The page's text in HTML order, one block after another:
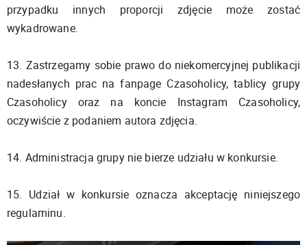
przypadku innych proporcji zdjęcie może zostać
wykadrowane.
13. Zastrzegamy sobie prawo do niekomercyjnej publikacji
nadesłanych prac na fanpage Czasoholicy, tablicy grupy
Czasoholicy oraz na koncie Instagram Czasoholicy,
oczywiście z podaniem autora zdjęcia.
14. Administracja grupy nie bierze udziału w konkursie.
15. Udział w konkursie oznacza akceptację niniejszego
regulaminu.